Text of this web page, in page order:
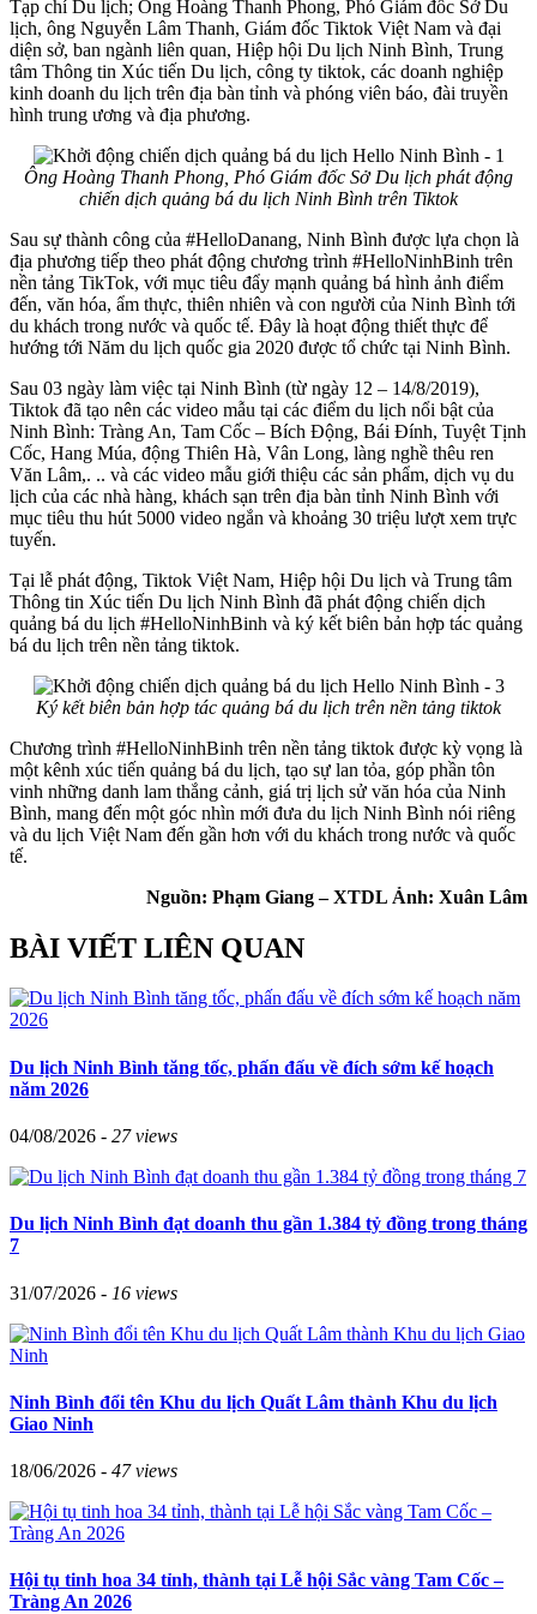
Tạp chí Du lịch; Ông Hoàng Thanh Phong, Phó Giám đốc Sở Du
lịch, ông Nguyễn Lâm Thanh, Giám đốc Tiktok Việt Nam và đại
diện sở, ban ngành liên quan, Hiệp hội Du lịch Ninh Bình, Trung
tâm Thông tin Xúc tiến Du lịch, công ty tiktok, các doanh nghiệp
kinh doanh du lịch trên địa bàn tỉnh và phóng viên báo, đài truyền
hình trung ương và địa phương.
Ông Hoàng Thanh Phong, Phó Giám đốc Sở Du lịch phát động
chiến dịch quảng bá du lịch Ninh Bình trên Tiktok
Sau sự thành công của #HelloDanang, Ninh Bình được lựa chọn là
địa phương tiếp theo phát động chương trình #HelloNinhBinh trên
nền tảng TikTok, với mục tiêu đẩy mạnh quảng bá hình ảnh điểm
đến, văn hóa, ẩm thực, thiên nhiên và con người của Ninh Bình tới
du khách trong nước và quốc tế. Đây là hoạt động thiết thực để
hướng tới Năm du lịch quốc gia 2020 được tổ chức tại Ninh Bình.
Sau 03 ngày làm việc tại Ninh Bình (từ ngày 12 – 14/8/2019),
Tiktok đã tạo nên các video mẫu tại các điểm du lịch nổi bật của
Ninh Bình: Tràng An, Tam Cốc – Bích Động, Bái Đính, Tuyệt Tịnh
Cốc, Hang Múa, động Thiên Hà, Vân Long, làng nghề thêu ren
Văn Lâm,. .. và các video mẫu giới thiệu các sản phẩm, dịch vụ du
lịch của các nhà hàng, khách sạn trên địa bàn tỉnh Ninh Bình với
mục tiêu thu hút 5000 video ngắn và khoảng 30 triệu lượt xem trực
tuyến.
Tại lễ phát động, Tiktok Việt Nam, Hiệp hội Du lịch và Trung tâm
Thông tin Xúc tiến Du lịch Ninh Bình đã phát động chiến dịch
quảng bá du lịch #HelloNinhBinh và ký kết biên bản hợp tác quảng
bá du lịch trên nền tảng tiktok.
Ký kết biên bản hợp tác quảng bá du lịch trên nền tảng tiktok
Chương trình #HelloNinhBinh trên nền tảng tiktok được kỳ vọng là
một kênh xúc tiến quảng bá du lịch, tạo sự lan tỏa, góp phần tôn
vinh những danh lam thắng cảnh, giá trị lịch sử văn hóa của Ninh
Bình, mang đến một góc nhìn mới đưa du lịch Ninh Bình nói riêng
và du lịch Việt Nam đến gần hơn với du khách trong nước và quốc
tế.
Nguồn: Phạm Giang – XTDL Ảnh: Xuân Lâm
BÀI VIẾT LIÊN QUAN
Du lịch Ninh Bình tăng tốc, phấn đấu về đích sớm kế hoạch
năm 2026
04/08/2026 - 27 views
Du lịch Ninh Bình đạt doanh thu gần 1.384 tỷ đồng trong tháng
7
31/07/2026 - 16 views
Ninh Bình đổi tên Khu du lịch Quất Lâm thành Khu du lịch
Giao Ninh
18/06/2026 - 47 views
Hội tụ tinh hoa 34 tỉnh, thành tại Lễ hội Sắc vàng Tam Cốc –
Tràng An 2026